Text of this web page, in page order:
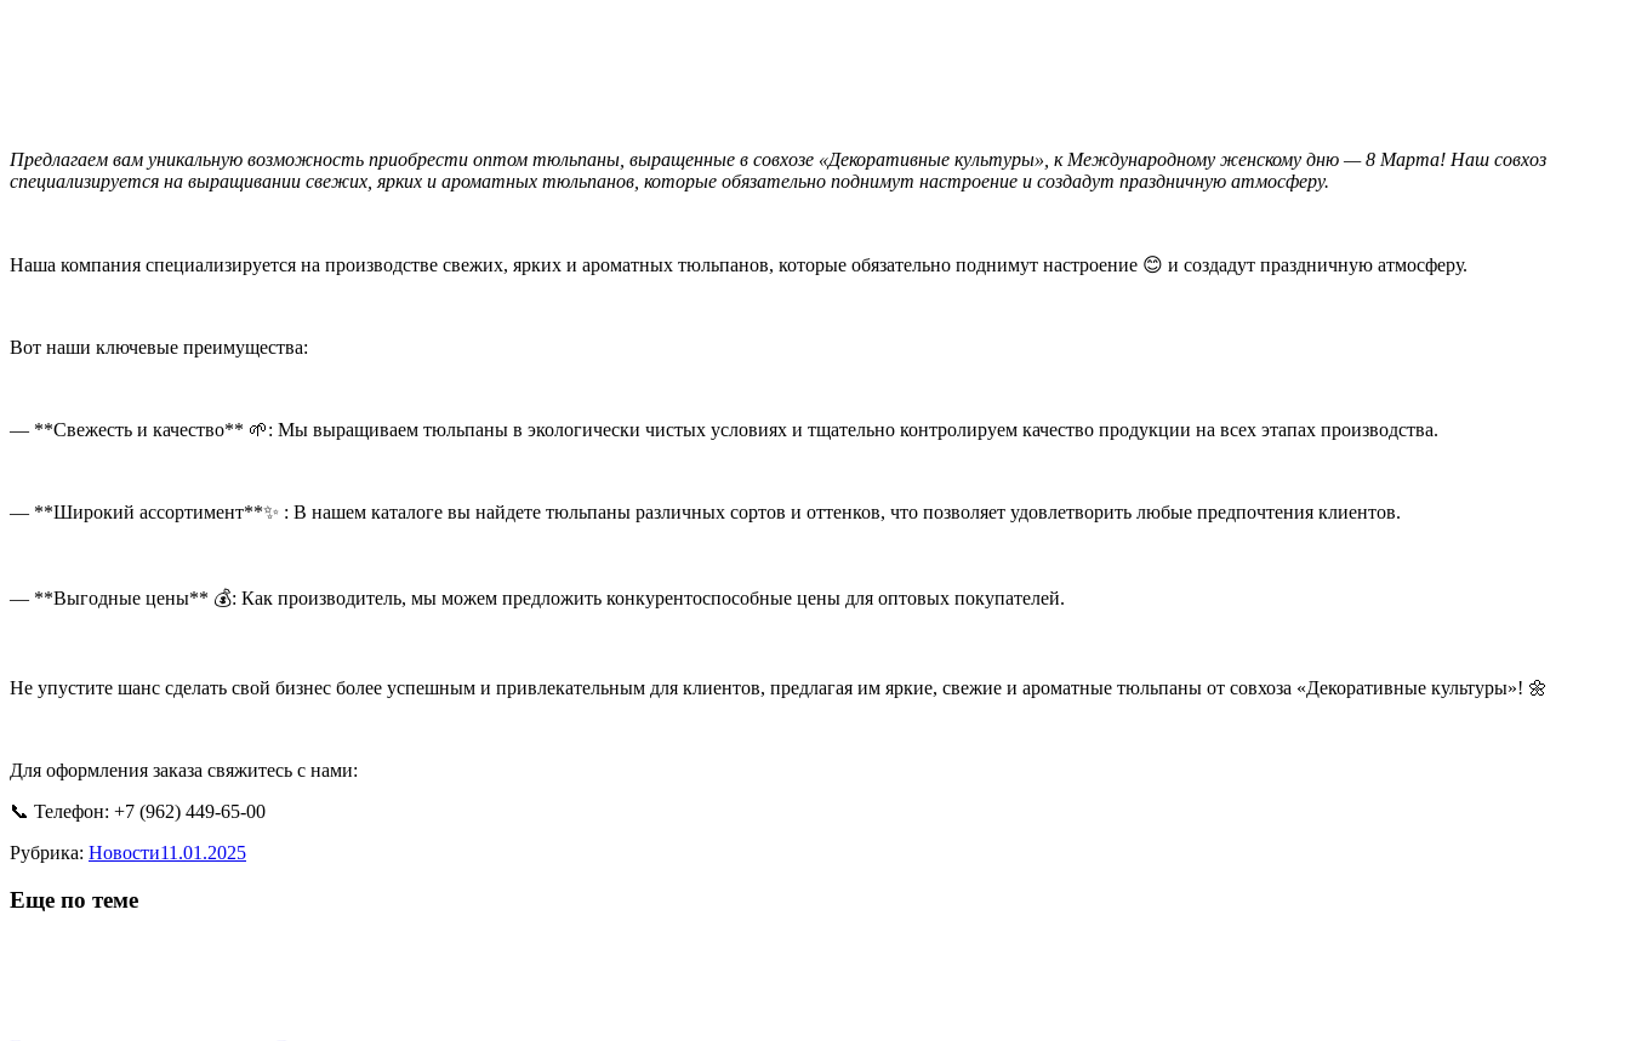
Предлагаем вам уникальную возможность приобрести оптом тюльпаны, выращенные в совхозе «Декоративные культуры», к Международному женскому дню — 8 Марта! Наш совхоз
специализируется на выращивании свежих, ярких и ароматных тюльпанов, которые обязательно поднимут настроение и создадут праздничную атмосферу.
Наша компания специализируется на производстве свежих, ярких и ароматных тюльпанов, которые обязательно поднимут настроение 😊 и создадут праздничную атмосферу.
Вот наши ключевые преимущества:
— **Свежесть и качество** 🌱: Мы выращиваем тюльпаны в экологически чистых условиях и тщательно контролируем качество продукции на всех этапах производства.
— **Широкий ассортимент**✨ : В нашем каталоге вы найдете тюльпаны различных сортов и оттенков, что позволяет удовлетворить любые предпочтения клиентов.
— **Выгодные цены** 💰: Как производитель, мы можем предложить конкурентоспособные цены для оптовых покупателей.
Не упустите шанс сделать свой бизнес более успешным и привлекательным для клиентов, предлагая им яркие, свежие и ароматные тюльпаны от совхоза «Декоративные культуры»! 🌼
Для оформления заказа свяжитесь с нами:
📞 Телефон: +7 (962) 449-65-00
Рубрика: Новости11.01.2025
Еще по теме